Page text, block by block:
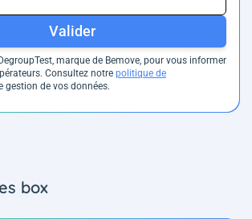
Valider
marque de Bemove, pour vous informer
Consultez notre politique de
gestion de vos données.
box